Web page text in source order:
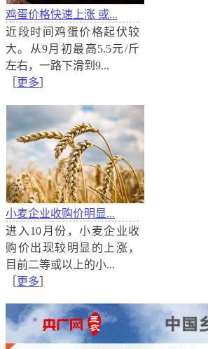
白羽肉鸡价格急剧下降 短期内恐难
随着猪价波动，肉鸡市场也出现
白羽肉鸡价格大幅下跌，从高价
么原因导致了白羽肉鸡价格的大幅
鸡蛋价格快速上涨 或...
近段时间鸡蛋价格起伏较
大。从9月初最高5.5元/斤
左右，一路下滑到9...
更多
小麦企业收购价明显...
进入10月份，小麦企业收
购价出现较明显的上涨，
目前二等或以上的小...
更多